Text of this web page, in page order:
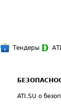
Тендеры
ATI.SU о